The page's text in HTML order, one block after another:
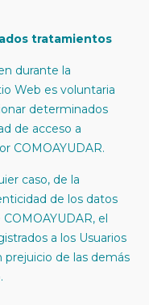
tratamientos
durante la
Web es voluntaria
determinados
de acceso a
COMOAYUDAR.
caso, de la
de los datos
el
a los Usuarios
prejuicio de las demás